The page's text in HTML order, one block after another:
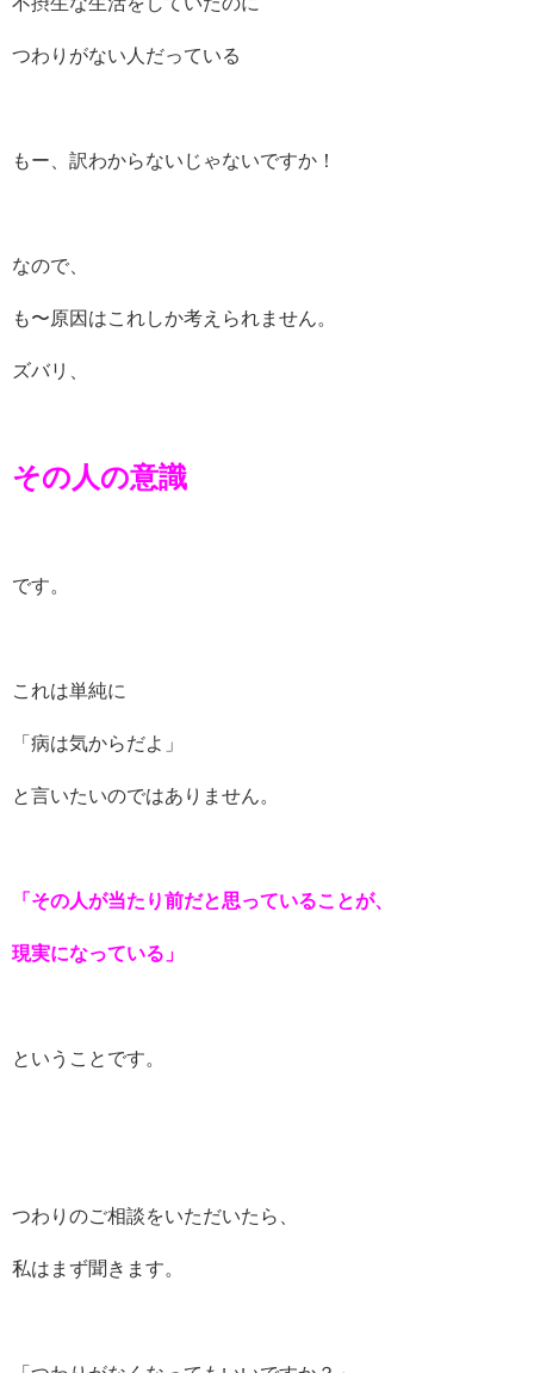
つわりがない人だっている
もー、訳わからないじゃないですか！
なので、
も〜原因はこれしか考えられません。
ズバリ、
その人の意識
です。
これは単純に
「病は気からだよ」
と言いたいのではありません。
「その人が当たり前だと思っていることが、
現実になっている」
ということです。
つわりのご相談をいただいたら、
私はまず聞きます。